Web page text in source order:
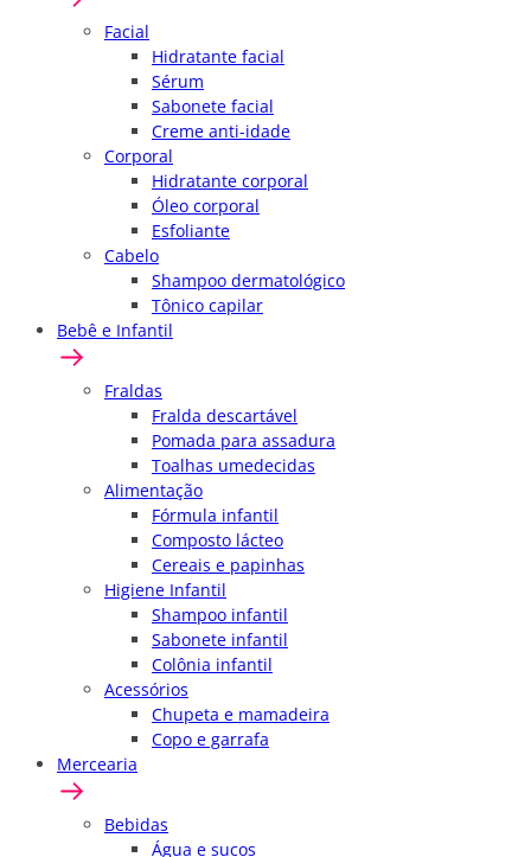
Facial
Hidratante facial
Sérum
Sabonete facial
Creme anti-idade
Corporal
Hidratante corporal
Óleo corporal
Esfoliante
Cabelo
Shampoo dermatológico
Tônico capilar
Bebê e Infantil
Fraldas
Fralda descartável
Pomada para assadura
Toalhas umedecidas
Alimentação
Fórmula infantil
Composto lácteo
Cereais e papinhas
Higiene Infantil
Shampoo infantil
Sabonete infantil
Colônia infantil
Acessórios
Chupeta e mamadeira
Copo e garrafa
Mercearia
Bebidas
Água e sucos